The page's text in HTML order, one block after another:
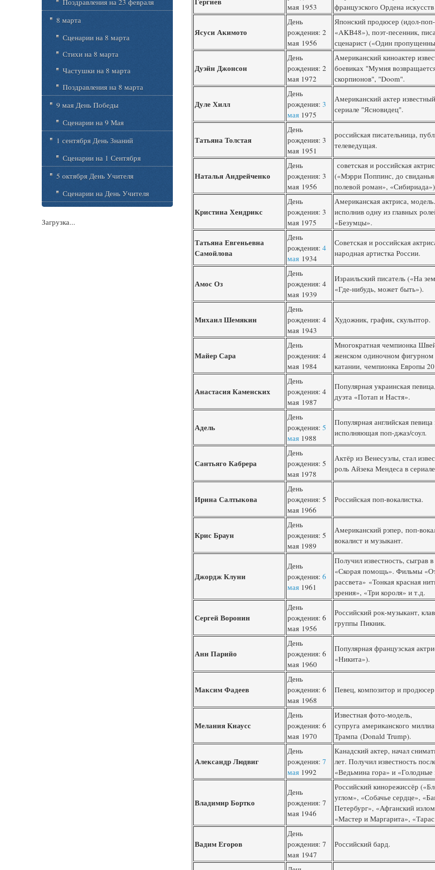
мая 1953
французского Ордена
Ясуси Акимото
День
рождения: 2
мая 1956
Японский продюсер (идол-
«AKB48»), поэт-песенник,
сценарист («Один
Дуэйн Джонсон
День
рождения: 2
мая 1972
Американский киноактер
боевиках "Мумия
скорпионов", "Doom".
Дуле Хилл
День
рождения: 3
мая 1975
Американский актер
сериале "Ясновидец".
Татьяна Толстая
День
рождения: 3
мая 1951
российская писательница,
телеведущая.
Наталья Андрейченко
День
рождения: 3
мая 1956
советская и российская
(«Мэрри Поппинс, до
полевой роман»,
Кристина Хендрикс
День
рождения: 3
мая 1975
Американская актриса,
исполнив одну из главных
«Безумцы».
Татьяна Евгеньевна
Самойлова
День
рождения:4
мая 1934
Советская и российская
народная артистка России.
Амос Оз
День
рождения: 4
мая 1939
Израильский писатель («На
«Где-нибудь, может быть»).
Михаил Шемякин
День
рождения: 4
мая 1943
Художник, график, скульптор.
Майер Сара
День
рождения: 4
мая 1984
Многократная чемпионка
женском одиночном фигурном
катании, чемпионка Европы
Анастасия Каменских
День
рождения: 4
мая 1987
Популярная украинская
дуэта «Потап и Настя».
Адель
День
рождения:5
мая 1988
Популярная английская
исполняющая поп-джаз/соул.
Сантьяго Кабрера
День
рождения: 5
мая 1978
Актёр из Венесуэлы, стал
роль Айзека Мендеса в
Ирина Салтыкова
День
рождения: 5
мая 1966
Российская поп-вокалистка.
Крис Браун
День
рождения: 5
мая 1989
Американский рэпер, поп-
вокалист и музыкант.
Джордж Клуни
День
рождения:6
мая 1961
Получил известность, сыграв
«Скорая помощь». Фильмы
рассвета» «Тонкая красная
зрения», «Три короля» и т.д.
Сергей Воронин
День
рождения: 6
мая 1956
Российский рок-музыкант,
группы Пикник.
Анн Парийо
День
рождения: 6
мая 1960
Популярная французская
«Никита»).
Максим Фадеев
День
рождения: 6
мая 1968
Певец, композитор и
Мелания Кнаусс
День
рождения: 6
мая 1970
Известная фото-модель,
супруга американского
Трампа (Donald Trump).
Александр Людвиг
День
рождения:7
мая 1992
Канадский актер, начал
лет. Получил известность
«Ведьмина гора» и «Голодные
Владимир Бортко
День
рождения: 7
мая 1946
Российский кинорежиссёр
углом», «Собачье сердце»,
Петербург», «Афганский
«Мастер и Маргарита»,
Вадим Егоров
День
рождения: 7
мая 1947
Российский бард.
Поздравления на 23 февраля
8 марта
Сценарии на 8 марта
Стихи на 8 марта
Частушки на 8 марта
Поздравления на 8 марта
9 мая День Победы
Сценарии на 9 Мая
1 сентября День Знаний
Сценарии на 1 Сентября
5 октября День Учителя
Сценарии на День Учителя
Загрузка...